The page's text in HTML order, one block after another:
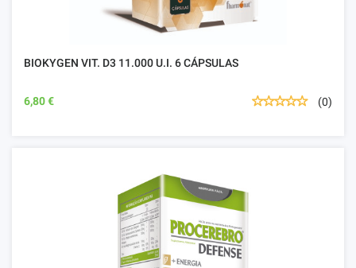
BIOKYGEN VIT. D3 11.000 U.I. 6 CÁPSULAS
6,80 € (0)